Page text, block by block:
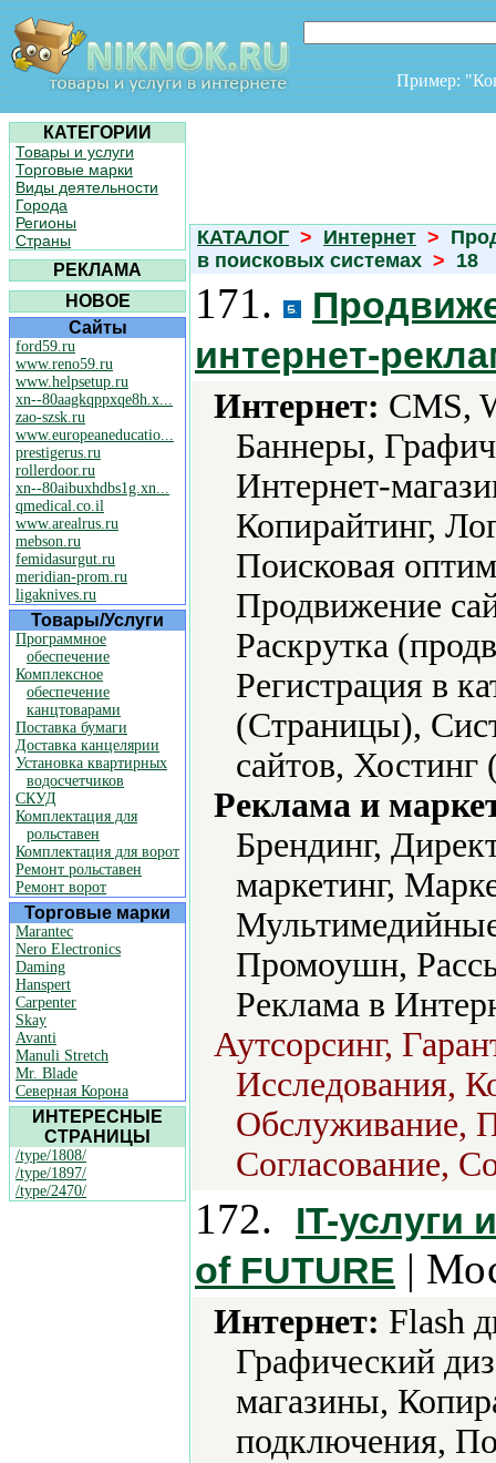
Пример:
КАТЕГОРИИ
Товары и услуги
Торговые марки
Виды деятельности
Города
Регионы
Страны
РЕКЛАМА
НОВОЕ
Сайты
ford59.ru
www.reno59.ru
www.helpsetup.ru
xn--80aagkqppxqe8h.x...
zao-szsk.ru
www.europeaneducatio...
prestigerus.ru
rollerdoor.ru
xn--80aibuxhdbs1g.xn...
qmedical.co.il
www.arealrus.ru
mebson.ru
femidasurgut.ru
meridian-prom.ru
ligaknives.ru
Товары/Услуги
Программное
обеспечение
Комплексное
обеспечение
канцтоварами
Поставка бумаги
Доставка канцелярии
Установка квартирных
водосчетчиков
СКУД
Комплектация для
рольставен
Комплектация для ворот
Ремонт рольставен
Ремонт ворот
Торговые марки
Marantec
Nero Electronics
Daming
Hanspert
Carpenter
Skay
Avanti
Manuli Stretch
Mr. Blade
Северная Корона
ИНТЕРЕСНЫЕ
СТРАНИЦЫ
/type/1808/
/type/1897/
/type/2470/
КАТАЛОГ > Интернет >
в поисковых системах > 18
171.
интернет-
Интернет: CMS,
Баннеры,
Интернет-
Копирайтинг,
Поисковая
Продвижение
Раскрутка
Регистрация в
(Страницы),
сайтов, Хостинг
Реклама и
Брендинг,
маркетинг,
Промоушн,
Реклама в
Аутсорсинг,
Исследования,
Обслуживание,
Согласование,
172.
IT-услуги
of FUTURE |
Интернет: Flash
Графический
магазины,
подключения,